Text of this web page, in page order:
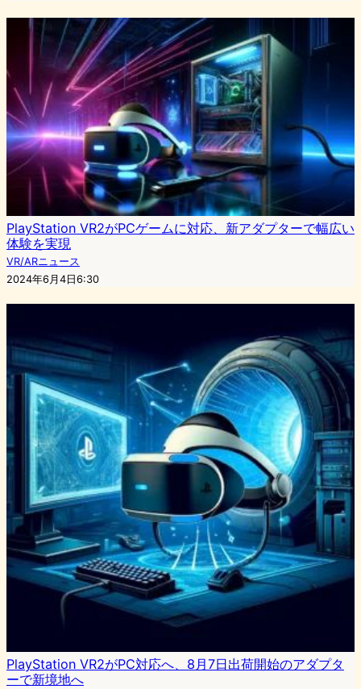
PlayStation VR2がPCゲームに対応、新アダプターで幅広い
体験を実現
VR/ARニュース
2024年6月4日6:30
PlayStation VR2がPC対応へ、8月7日出荷開始のアダプタ
ーで新境地へ